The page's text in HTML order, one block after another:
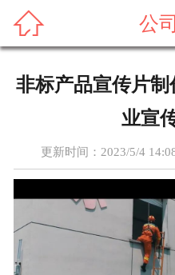
 公
非标产品宣传片
业宣
更新时间：2023/5/4